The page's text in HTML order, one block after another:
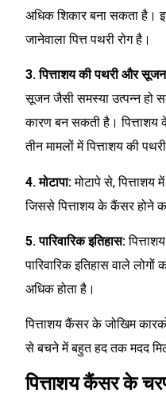
अधिक शिकार बना सकता है।
जानेवाला पित्त पथरी रोग है।
3. पित्ताशय की पथरी और
सूजन जैसी समस्या उत्पन्न
कारण बन सकती है।
तीन मामलों में पित्ताशय की
4. मोटापा:मोटापे से,
जिससे पित्ताशय के कैंसर होने
5. पारिवारिक इतिहास:
पारिवारिक इतिहास वाले
अधिक होता है।
पित्ताशय कैंसर के जोखिम
से बचने में बहुत हद तक मदद
पित्ताशय कैंसर के